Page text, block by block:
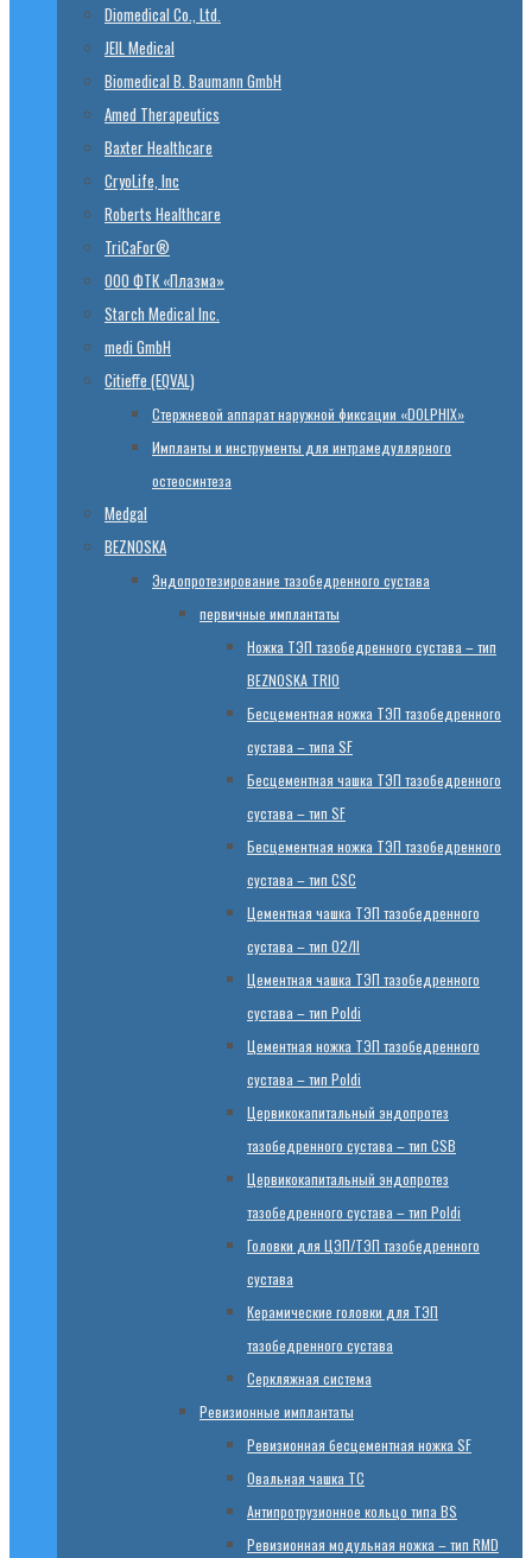
Diomedical Co., Ltd.
JEIL Medical
Biomedical B. Baumann GmbH
Amed Therapeutics
Baxter Healthcare
CryoLife, Inc
Roberts Healthcare
TriCaFor®
ООО ФТК «Плазма»
Starch Medical Inc.
medi GmbH
Citieffe (EQVAL)
Стержневой аппарат наружной фиксации «DOLPHIX»
Импланты и инструменты для интрамедуллярного
остеосинтеза
Medgal
BEZNOSKA
Эндопротезированиe тазобедренного сустава
первичные имплантаты
Ножка ТЭП тазобедренного сустава – тип
BEZNOSKA TRIO
Бесцементная ножка ТЭП тазобедренного
сустава – типа SF
Бесцементная чашка ТЭП тазобедренного
сустава – тип SF
Бесцементная ножка ТЭП тазобедренного
сустава – тип CSC
Цементная чашка ТЭП тазобедренного
сустава – тип 02/II
Цементная чашка ТЭП тазобедренного
сустава – тип Poldi
Цементная ножка ТЭП тазобедренного
сустава – тип Poldi
Цервикокапитальный эндопротез
тазобедренного сустава – тип CSB
Цервикокапитальный эндопротез
тазобедренного сустава – тип Poldi
Головки для ЦЭП/ТЭП тазобедренного
сустава
Керамические головки для ТЭП
тазобедренного сустава
Серкляжная система
Ревизионные имплантаты
Ревизионная бесцементная ножка SF
Овальная чашка TC
Антипротрузионное кольцо типа BS
Ревизионная модульная ножка – тип RMD